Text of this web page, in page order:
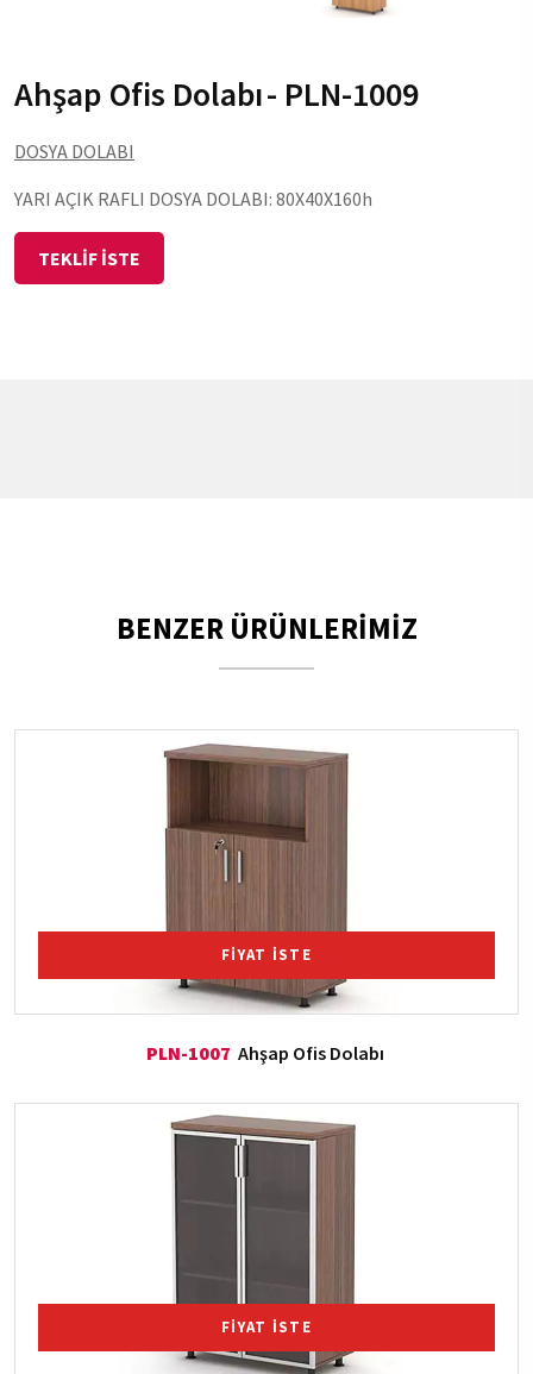
Ahşap Ofis Dolabı- PLN-1009
DOSYA DOLABI
YARI AÇIK RAFLI DOSYA DOLABI: 80X40X160h
TEKLİF İSTE
BENZER ÜRÜNLERİMİZ
FİYAT İSTE
PLN-1007 Ahşap Ofis Dolabı
FİYAT İSTE